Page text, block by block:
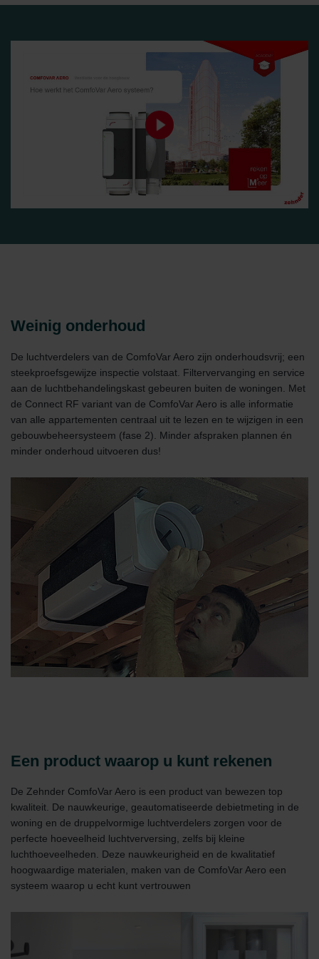
Weinig onderhoud
De luchtverdelers van de ComfoVar Aero zijn onderhoudsvrij; een
steekproefsgewijze inspectie volstaat. Filtervervanging en service
aan de luchtbehandelingskast gebeuren buiten de woningen. Met
de Connect RF variant van de ComfoVar Aero is alle informatie
van alle appartementen centraal uit te lezen en te wijzigen in een
gebouwbeheersysteem (fase 2). Minder afspraken plannen én
minder onderhoud uitvoeren dus!
Een product waarop u kunt rekenen
De Zehnder ComfoVar Aero is een product van bewezen top
kwaliteit. De nauwkeurige, geautomatiseerde debietmeting in de
woning en de druppelvormige luchtverdelers zorgen voor de
perfecte hoeveelheid luchtverversing, zelfs bij kleine
luchthoeveelheden. Deze nauwkeurigheid en de kwalitatief
hoogwaardige materialen, maken van de ComfoVar Aero een
systeem waarop u echt kunt vertrouwen